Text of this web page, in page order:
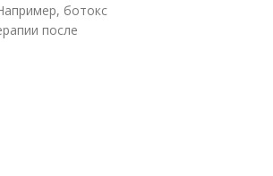
ботокс
после